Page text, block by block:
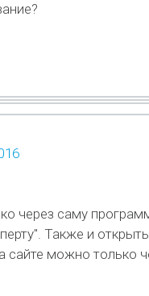
через саму
Также и
сайте можно только